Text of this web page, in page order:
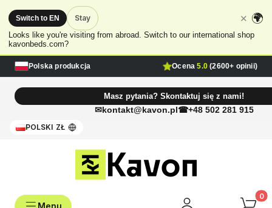
🌍
Looks like you're visiting from abroad. Switch to our international shop
kavonbeds.com?
Switch to EN Stay ✕
Polska produkcja Ocena5.0 (2600+ opinii)
Masz pytania? Skontaktuj się z nami!
kontakt@kavon.pl +48 502 281 915
POLSKI ZŁ